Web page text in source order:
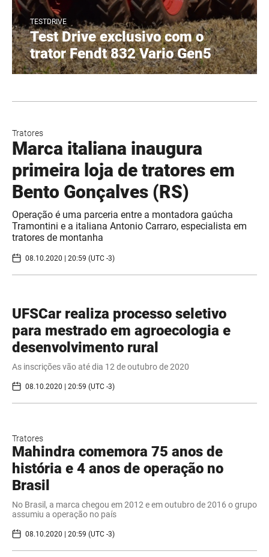
TESTDRIVE
Test Drive exclusivo com o
trator Fendt 832 Vario Gen5
Tratores
Marca italiana inaugura
primeira loja de tratores em
Bento Gonçalves (RS)
Operação é uma parceria entre a montadora gaúcha
Tramontini e a italiana Antonio Carraro, especialista em
tratores de montanha
08.10.2020 | 20:59 (UTC -3)
UFSCar realiza processo seletivo
para mestrado em agroecologia e
desenvolvimento rural
As inscrições vão até dia 12 de outubro de 2020
08.10.2020 | 20:59 (UTC -3)
Tratores
Mahindra comemora 75 anos de
história e 4 anos de operação no
Brasil
No Brasil, a marca chegou em 2012 e em outubro de 2016 o grupo
assumiu a operação no país
08.10.2020 | 20:59 (UTC -3)